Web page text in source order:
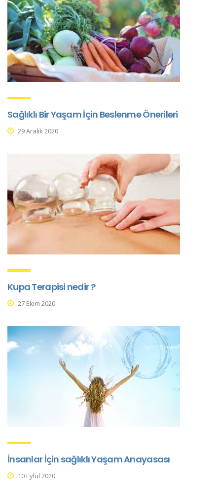
Sağlıklı Bir Yaşam İçin Beslenme Önerileri
29 Aralık 2020
Kupa Terapisi nedir ?
27 Ekim 2020
İnsanlar İçin sağlıklı Yaşam Anayasası
10 Eylül 2020